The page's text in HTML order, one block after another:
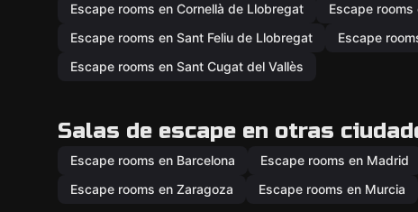
Escape rooms en Cornellà de Llobregat Escape
Escape rooms en Sant Feliu de Llobregat
Escape
Escape rooms en Sant Cugat del Vallès
Salas de escape en otras
Escape rooms en Barcelona Escape rooms en Madrid
Escape rooms en Zaragoza
Escape rooms en Murcia